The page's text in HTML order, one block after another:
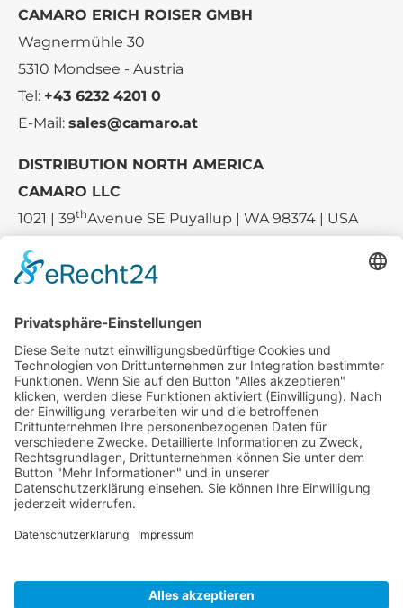
CAMARO ERICH ROISER GMBH
Wagnermühle 30
5310 Mondsee - Austria
Tel: +43 6232 4201 0
E-Mail: sales@camaro.at
DISTRIBUTION NORTH AMERICA
CAMARO LLC
1021 | 39thAvenue SE Puyallup | WA 98374 | USA
Tel.:+1 253-867-57 35
Unternehmen
Service
Media
© 2026 - Camaro Erich Roiser GmbH
AGB Impressum